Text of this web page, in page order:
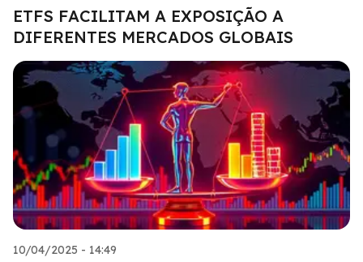
ETFS FACILITAM A EXPOSIÇÃO A
DIFERENTES MERCADOS GLOBAIS
10/04/2025 - 14:49